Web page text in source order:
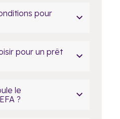
pour
pour un prêt
le
?